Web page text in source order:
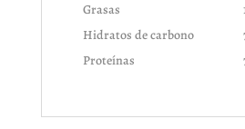
Grasas
Hidratos de carbono
Proteínas